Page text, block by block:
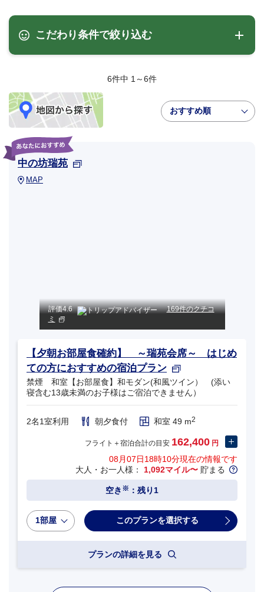
こだわり条件で絞り込む
6件中 1～6件
おすすめ順
中の坊瑞苑
MAP
評価4.6
169件のクチコ
ミ
【夕朝お部屋食確約】 ～瑞苑会席～ はじめ
ての方におすすめの宿泊プラン
禁煙 和室【お部屋食】和モダン(和風ツイン） (添い
寝含む13歳未満のお子様はご宿泊できません）
2名1室利用 朝夕食付 和室 49 m2
フライト＋宿泊合計の目安 162,400 円
08月07日18時10分現在の情報です
大人・お一人様： 1,092マイル〜 貯まる
空き ※ ：残り1
1部屋
プランの詳細を見る